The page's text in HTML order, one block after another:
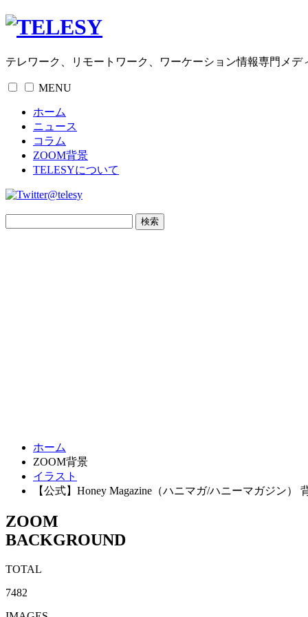
テレワーク、リモートワーク、ワーケーション情報専門メデ
MENU
ホーム
ニュース
コラム
ZOOM背景
TELESYについて
@telesy
ホーム
ZOOM背景
イラスト
【公式】Honey Magazine（ハニマガ/ハニーマガジン）
ZOOM
BACKGROUND
TOTAL
7482